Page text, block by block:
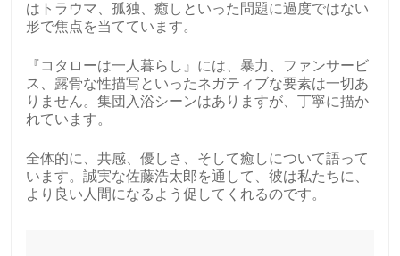
はトラウマ、孤独、癒しといった問題に過度ではない
形で焦点を当てています。
『コタローは一人暮らし』には、暴力、ファンサービ
ス、露骨な性描写といったネガティブな要素は一切あ
りません。集団入浴シーンはありますが、丁寧に描か
れています。
全体的に、共感、優しさ、そして癒しについて語って
います。誠実な佐藤浩太郎を通して、彼は私たちに、
より良い人間になるよう促してくれるのです。